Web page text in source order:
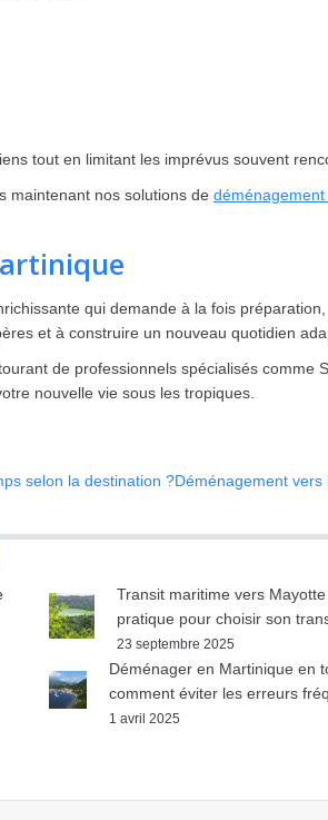
tout en limitant les imprévus souvent
maintenant nos solutions de
qui demande à la fois
et à construire un nouveau quotidien
de professionnels spécialisés
nouvelle vie sous les tropiques.
selon la destination ?Déménagement
Transit maritime vers
pratique pour choisir son
23 septembre 2025
Déménager en Martinique en
comment éviter les erreurs
1 avril 2025